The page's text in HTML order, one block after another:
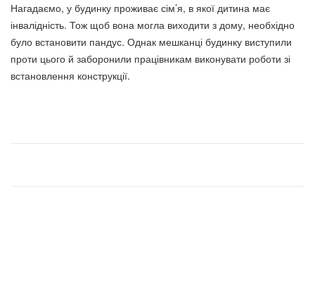
Нагадаємо, у будинку проживає сім’я, в якої дитина має
інвалідність. Тож щоб вона могла виходити з дому, необхідно
було встановити пандус. Однак мешканці будинку виступили
проти цього й заборонили працівникам виконувати роботи зі
встановлення конструкції.